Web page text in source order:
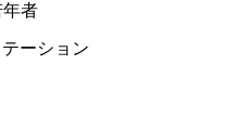
者
ーション